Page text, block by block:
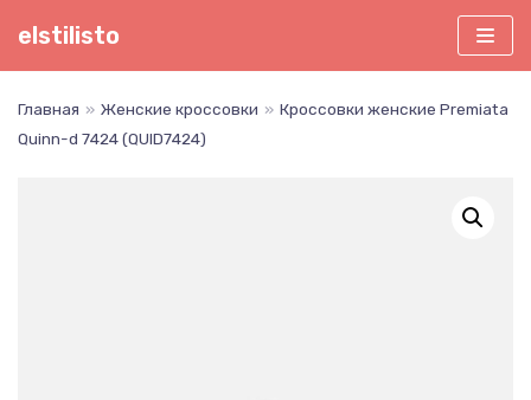
Перейти
elstilisto
Главная » Женские кроссовки » Кроссовки женские Premiata
Quinn-d 7424 (QUID7424)